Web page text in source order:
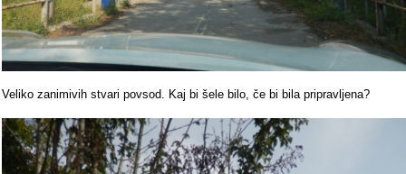
Veliko zanimivih stvari povsod. Kaj bi šele bilo, če bi bila pripravljena?